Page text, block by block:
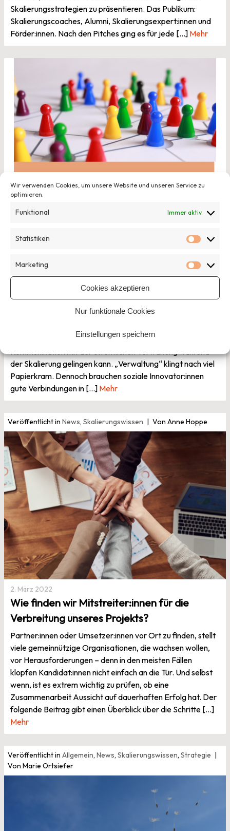
Wir verwenden Cookies, um unsere Website und unseren Service zu
optimieren.
Funktional Immer aktiv
Statistiken
Marketing
Cookies akzeptieren
Nur funktionale Cookies
Einstellungen speichern
Skalierungsstrategien zu präsentieren. Das Publikum:
Skalierungscoaches, Alumni, Skalierungsexpert:innen und
Förder:innen. Nach den Pitches ging es für jede […] Mehr
01. Oktober 2024
Accelerator Lunch: Kommunikation mit der
Verwaltung in der Skalierung
Am 1. Oktober 2024 findet von 12:30 bis 14:00 Uhr unser
unserer Referentin Laura Kromminga darum gehen, wie die
der Skalierung gelingen kann. „Verwaltung“ klingt nach viel
Papierkram. Dennoch brauchen soziale Innovator:innen
gute Verbindungen in [...] Mehr
Veröffentlicht in News, Skalierungswissen Von Anne Hoppe
2. März 2022
Wie finden wir Mitstreiter:innen für die
Verbreitung unseres Projekts?
Partner:innen oder Umsetzer:innen vor Ort zu finden, stellt
viele gemeinnützige Organisationen, die wachsen wollen,
vor Herausforderungen – denn in den meisten Fällen
klopfen Kandidat:innen nicht einfach an die Tür. Und selbst
wenn, ist es extrem wichtig zu prüfen, ob eine
Zusammenarbeit Aussicht auf dauerhaften Erfolg hat. Der
folgende Beitrag gibt einen Überblick über die Schritte […]
Mehr
Veröffentlicht in Allgemein, News, Skalierungswissen, Strategie
Von Marie Ortsiefer